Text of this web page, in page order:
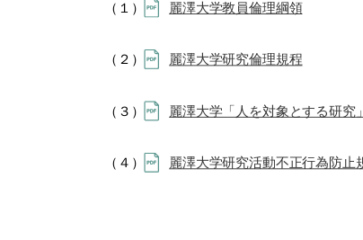
（１） 麗澤大学教員倫理綱領
（２） 麗澤大学研究倫理規程
（３） 麗澤大学「人を対象とする研究
（４） 麗澤大学研究活動不正行為防止